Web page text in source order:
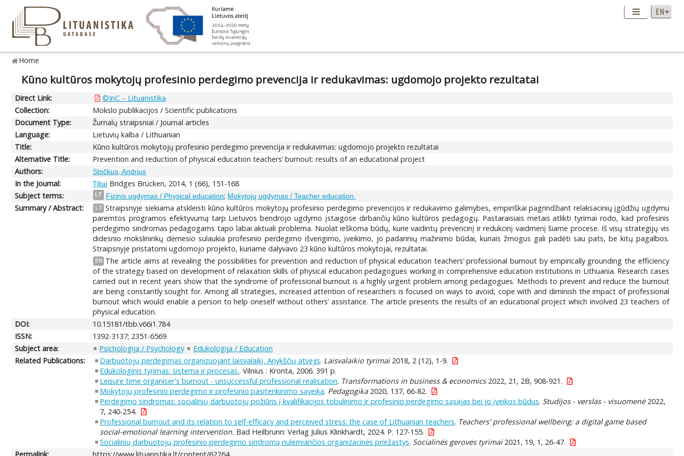
Home
Kūno kultūros mokytojų profesinio perdegimo prevencija ir redukavimas: ugdomojo projekto rezultatai
Direct Link:
©InC – Lituanistika
Collection:
Mokslo publikacijos / Scientific publications
Document Type:
Žurnalų straipsniai / Journal articles
Language:
Lietuvių kalba / Lithuanian
Title:
Kūno kultūros mokytojų profesinio perdegimo prevencija ir redukavimas: ugdomojo projekto rezultatai
Alternative Title:
Prevention and reduction of physical education teachers’ burnout: results of an educational project
Authors:
Stočkus, Andrius
In the Journal: Tiltai Bridges Brücken, 2014, 1 (66), 151-168
Subject terms:
LT Fizinis ugdymas / Physical education; Mokytojų ugdymas / Teacher education.
Summary / Abstract: LT Straipsnyje siekiama atskleisti kūno kultūros mokytojų profesinio perdegimo prevencijos ir redukavimo galimybes, empiriškai pagrindžiant relaksacinių įgūdžių ugdymu
paremtos programos efektyvumą tarp Lietuvos bendrojo ugdymo įstaigose dirbančių kūno kultūros pedagogų. Pastaraisiais metais atlikti tyrimai rodo, kad profesinis
perdegimo sindromas pedagogams tapo labai aktuali problema. Nuolat ieškoma būdų, kurie vaidintų prevencinį ir redukcinį vaidmenį šiame procese. Iš visų strategijų vis
didesnio mokslininkų dėmesio sulaukia profesinio perdegimo išvengimo, įveikimo, jo padarinių mažinimo būdai, kuriais žmogus gali padėti sau pats, be kitų pagalbos.
Straipsnyje pristatomi ugdomojo projekto, kuriame dalyvavo 23 kūno kultūros mokytojai, rezultatai.
EN
The article aims at revealing the possibilities for prevention and reduction of physical education teachers’ professional burnout by empirically grounding the efficiency
of the strategy based on development of relaxation skills of physical education pedagogues working in comprehensive education institutions in Lithuania. Research cases
carried out in recent years show that the syndrome of professional burnout is a highly urgent problem among pedagogues. Methods to prevent and reduce the burnout
are being constantly sought for. Among all strategies, increased attention of researchers is focused on ways to avoid, cope with and diminish the impact of professional
burnout which would enable a person to help oneself without others’ assistance. The article presents the results of an educational project which involved 23 teachers of
physical education.
DOI:
10.15181/tbb.v66i1.784
ISSN:
1392-3137; 2351-6569
Subject area:
Psichologija / Psychology
Edukologija / Education
Related Publications:
Darbuotojų perdegimas organizuojant laisvalaikį. Anykščių atvejis. Laisvalaikio tyrimai2018, 2 (12), 1-9.
Edukologinis tyrimas: sistema ir procesas.. Vilnius : Kronta, 2006. 391 p.
Leisure time organiser's burnout - unsuccessful professional realisation. Transformations in business & economics2022, 21, 2B, 908-921.
Mokytojų profesinio perdegimo ir profesinio pasitenkinimo sąveika. Pedagogika2020, 137, 66-82.
Perdegimo sindromas: socialinių darbuotojų požiūris į kvalifikacijos tobulinimo ir profesinio perdegimo sąsajas bei jo įveikos būdus. Studijos - verslas - visuomenė2022,
7, 240-254.
Professional burnout and its relation to self-efficacy and perceived stress: the case of Lithuanian teachers. Teachers' professional wellbeing: a digital game based
social-emotional learning intervention. Bad Heilbrunn: Verlag Julius Klinkhardt, 2024. P. 127-155.
Socialinių darbuotojų profesinio perdegimo sindromą nulemiančios organizacinės priežastys. Socialinės gerovės tyrimai2021, 19, 1, 26-47.
Permalink:
https://www.lituanistika.lt/content/62264